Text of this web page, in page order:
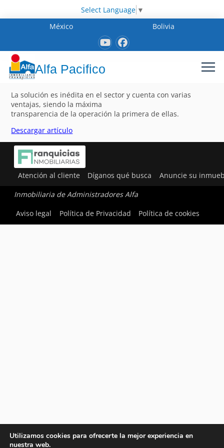
Select Language ▼
México
Bolivia
Alfa Pacifico
La solución es inédita en el sector y cuenta con varias
ventajas, siendo la máxima
transparencia de la operación la primera de ellas.
Descargar artículo
Atención al cliente Díganos qué busca Anuncie su
Inmobiliaria de Administradores Alfa
Aviso legal
Política de Privacidad Política de cookies
Utilizamos cookies para ofrecerte la mejor experiencia en
nuestra web.